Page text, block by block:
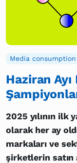
Media consumption
Haziran
2025 yılının ilk
olarak her ay
markaları ve
şirketlerin satın